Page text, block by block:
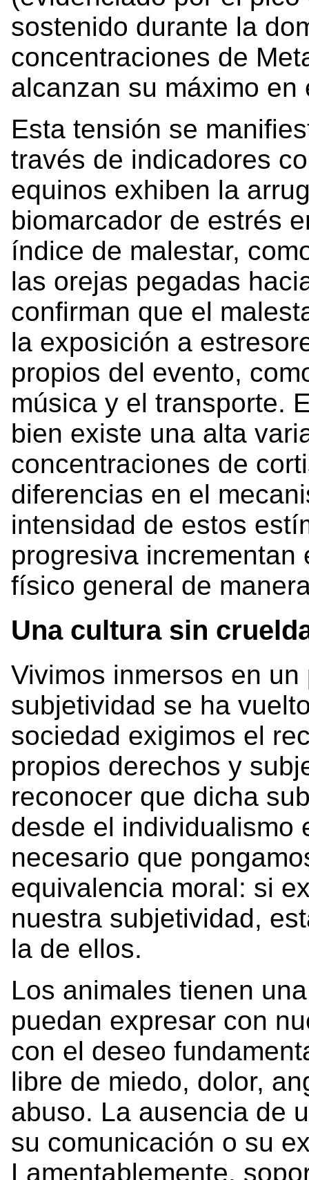
sostenido durante la
concentraciones de
alcanzan su máximo
Esta tensión se
través de indicadores
equinos exhiben la
biomarcador de estrés
índice de malestar,
las orejas pegadas
confirman que el
la exposición a
propios del evento,
música y el transporte.
bien existe una alta
concentraciones de
diferencias en el
intensidad de estos
progresiva
físico general de
Una cultura sin
Vivimos inmersos en
subjetividad se ha
sociedad exigimos el
propios derechos y
reconocer que dicha
desde el individualismo
necesario que
equivalencia moral: si
nuestra subjetividad,
la de ellos.
Los animales tienen
puedan expresar con
con el deseo
libre de miedo, dolor,
abuso. La ausencia de
su comunicación o su
Lamentablemente,